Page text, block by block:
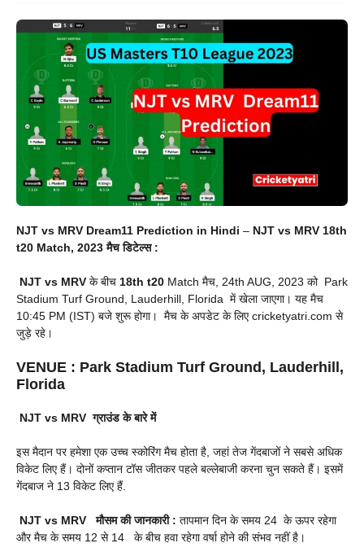
NJT vs MRV Dream11 Prediction in Hindi – NJT vs MRV 18th
t20 Match, 2023 मैच डिटेल्स :
NJT vs MRV के बीच 18th t20 Match मैच, 24th AUG, 2023 को Park
Stadium Turf Ground, Lauderhill, Florida में खेला जाएगा। यह मैच
10:45 PM (IST) बजे शुरू होगा। मैच के अपडेट के लिए cricketyatri.com से
जुड़े रहे।
VENUE : Park Stadium Turf Ground, Lauderhill,
Florida
NJT vs MRVग्राउंड के बारे में
इस मैदान पर हमेशा एक उच्च स्कोरिंग मैच होता है, जहां तेज गेंदबाजों ने सबसे अधिक
विकेट लिए हैं। दोनों कप्तान टॉस जीतकर पहले बल्लेबाजी करना चुन सकते हैं। इसमें
गेंदबाज ने 13 विकेट लिए हैं.
NJT vs MRV मौसम की जानकारी : तापमान दिन के समय 24 के ऊपर रहेगा
और मैच के समय 12 से 14 के बीच हवा रहेगा वर्षा होने की संभव नहीं है।